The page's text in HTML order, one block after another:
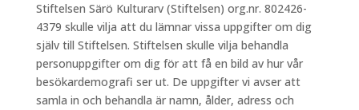
Stiftelsen Särö Kulturarv (Stiftelsen) org.nr. 802426-
4379 skulle vilja att du lämnar vissa uppgifter om dig
själv till Stiftelsen. Stiftelsen skulle vilja behandla
personuppgifter om dig för att få en bild av hur vår
besökardemografi ser ut. De uppgifter vi avser att
samla in och behandla är namn, ålder, adress och